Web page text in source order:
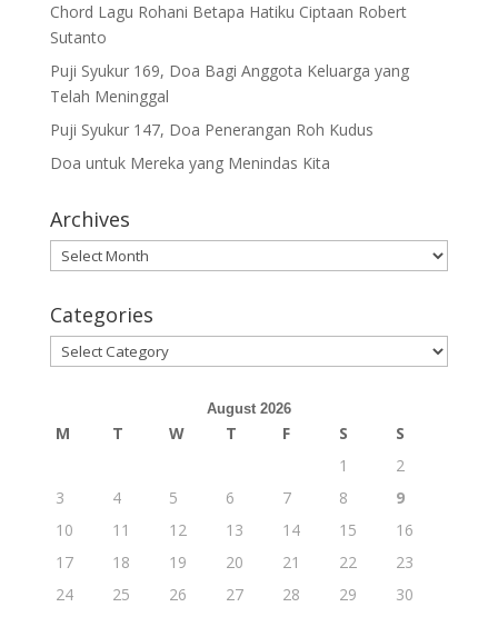
Chord Lagu Rohani Betapa Hatiku Ciptaan Robert
Sutanto
Puji Syukur 169, Doa Bagi Anggota Keluarga yang
Telah Meninggal
Puji Syukur 147, Doa Penerangan Roh Kudus
Doa untuk Mereka yang Menindas Kita
Archives
Archives
Categories
Categories
August 2026
M T W T F S
S
1
2
3
4 5 6 7 8
9
10
11 12 13 14 15
16
17
18 19 20 21 22
23
24
25 26 27 28 29
30